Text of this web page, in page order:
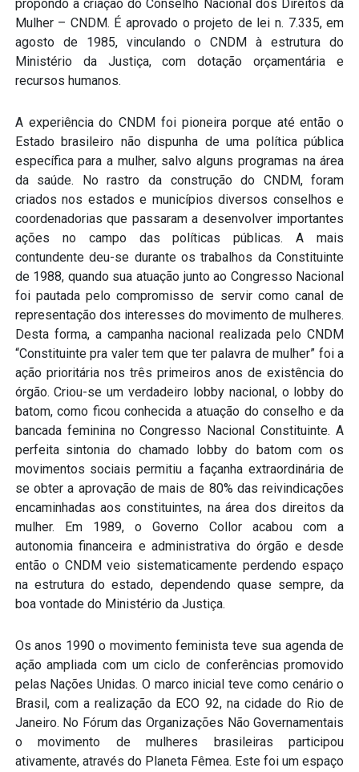
propondo a criação do Conselho Nacional dos Direitos da
Mulher – CNDM. É aprovado o projeto de lei n. 7.335, em
agosto de 1985, vinculando o CNDM à estrutura do
Ministério da Justiça, com dotação orçamentária e
recursos humanos.
A experiência do CNDM foi pioneira porque até então o
Estado brasileiro não dispunha de uma política pública
específica para a mulher, salvo alguns programas na área
da saúde. No rastro da construção do CNDM, foram
criados nos estados e municípios diversos conselhos e
coordenadorias que passaram a desenvolver importantes
ações no campo das políticas públicas. A mais
contundente deu-se durante os trabalhos da Constituinte
de 1988, quando sua atuação junto ao Congresso Nacional
foi pautada pelo compromisso de servir como canal de
representação dos interesses do movimento de mulheres.
Desta forma, a campanha nacional realizada pelo CNDM
“Constituinte pra valer tem que ter palavra de mulher” foi a
ação prioritária nos três primeiros anos de existência do
órgão. Criou-se um verdadeiro lobby nacional, o lobby do
batom, como ficou conhecida a atuação do conselho e da
bancada feminina no Congresso Nacional Constituinte. A
perfeita sintonia do chamado lobby do batom com os
movimentos sociais permitiu a façanha extraordinária de
se obter a aprovação de mais de 80% das reivindicações
encaminhadas aos constituintes, na área dos direitos da
mulher. Em 1989, o Governo Collor acabou com a
autonomia financeira e administrativa do órgão e desde
então o CNDM veio sistematicamente perdendo espaço
na estrutura do estado, dependendo quase sempre, da
boa vontade do Ministério da Justiça.
Os anos 1990 o movimento feminista teve sua agenda de
ação ampliada com um ciclo de conferências promovido
pelas Nações Unidas. O marco inicial teve como cenário o
Brasil, com a realização da ECO 92, na cidade do Rio de
Janeiro. No Fórum das Organizações Não Governamentais
o movimento de mulheres brasileiras participou
ativamente, através do Planeta Fêmea. Este foi um espaço